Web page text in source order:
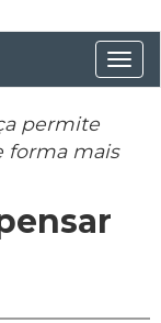
permite
forma mais